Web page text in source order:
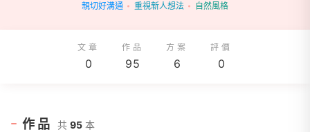
親切好溝通
重視新人想法 自然風格
文章
0
作品
95
方案
6
評價
0
作品 共 95 本